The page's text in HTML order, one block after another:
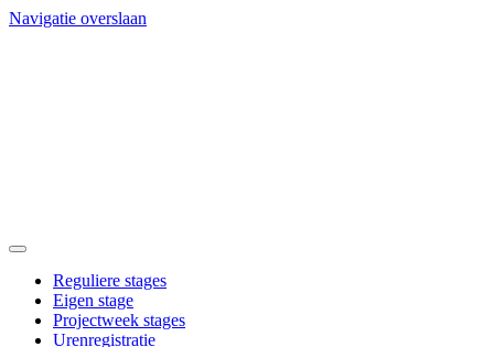
Navigatie overslaan
Reguliere stages
Eigen stage
Projectweek stages
Urenregistratie